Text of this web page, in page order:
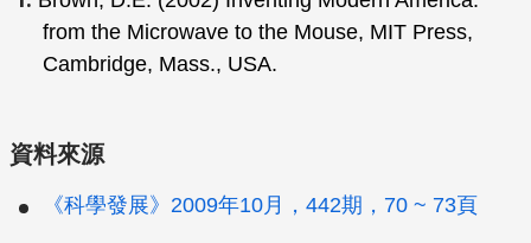
from the Microwave to the Mouse, MIT Press,
Cambridge, Mass., USA.
資料來源
《科學發展》2009年10月，442期，70 ~ 73頁